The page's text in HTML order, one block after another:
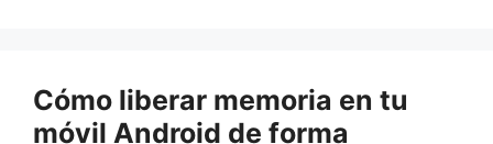
Cómo liberar memoria en tu
móvil Android de forma